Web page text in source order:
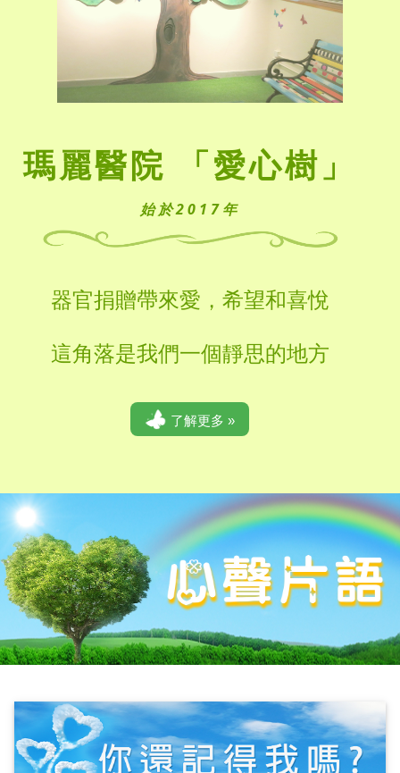
瑪麗醫院 「愛心樹」
始於2017年
器官捐贈帶來愛，希望和喜悅
這角落是我們一個靜思的地方
了解更多 »